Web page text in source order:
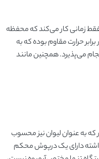
زمانی کار می‌کند که محفظه
حرارت مقاوم بوده که به
نیز توسط برق شهری 220 ولت و از طریق کابل برق آن انجام می‌پذیرد. همچنین مانند
به عنوان لیوان نیز محسوب
داشته دارای یک درپوش محکم